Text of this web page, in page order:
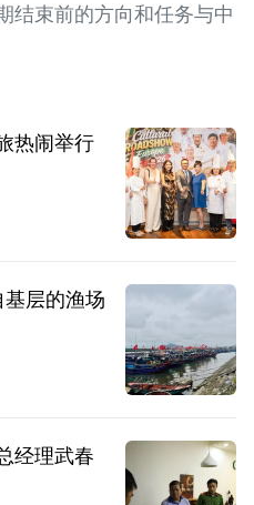
结束前的方向和任务与中
热闹举行
层的渔场
经理武春